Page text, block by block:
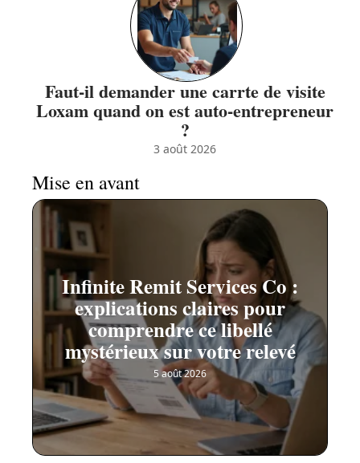
Faut-il demander une carrte de visite
Loxam quand on est auto-entrepreneur
?
3 août 2026
Mise en avant
Infinite Remit Services Co :
explications claires pour
comprendre ce libellé
mystérieux sur votre relevé
5 août 2026